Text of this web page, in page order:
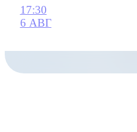
17:30
6 АВГ